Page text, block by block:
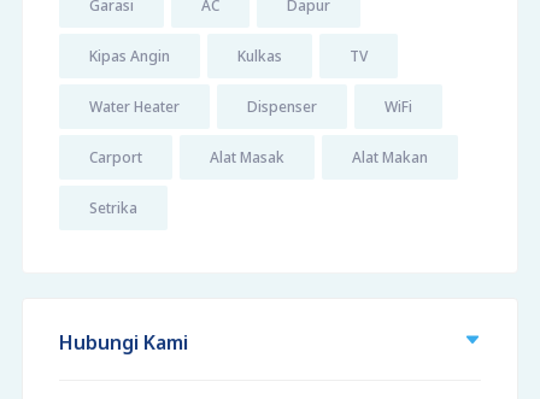
Garasi AC Dapur
Kipas Angin Kulkas TV
Water Heater Dispenser WiFi
Carport Alat Masak Alat Makan
Setrika
Hubungi Kami